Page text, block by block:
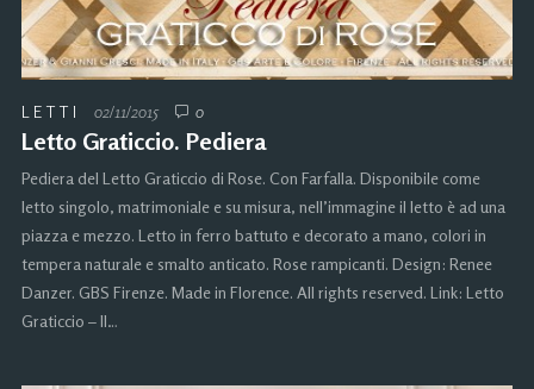
LETTI 02/11/2015 0
Letto Graticcio. Pediera
Pediera del Letto Graticcio di Rose. Con Farfalla. Disponibile come
letto singolo, matrimoniale e su misura, nell’immagine il letto è ad una
piazza e mezzo. Letto in ferro battuto e decorato a mano, colori in
tempera naturale e smalto anticato. Rose rampicanti. Design: Renee
Danzer. GBS Firenze. Made in Florence. All rights reserved. Link: Letto
Graticcio – Il…